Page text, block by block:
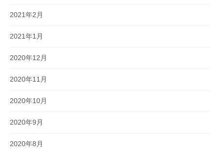
2021年2月
2021年1月
2020年12月
2020年11月
2020年10月
2020年9月
2020年8月